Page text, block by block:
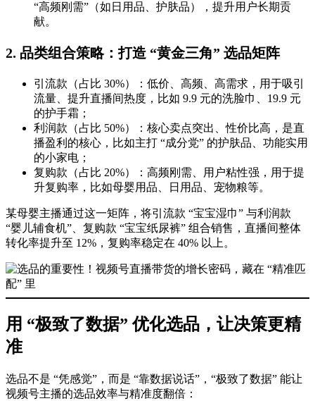
“高频刚需”（如日用品、护肤品），提升用户长期贡
献。
2. 品类组合策略：打造 “黄金三角” 选品矩阵
引流款（占比 30%）：低价、高频、高需求，用于吸引
流量、提升直播间热度，比如 9.9 元的洗脸巾、19.9 元
的护手霜；
利润款（占比 50%）：核心卖点突出、性价比高，是直
播盈利的核心，比如主打 “成分党” 的护肤品、功能实用
的小家电；
复购款（占比 20%）：高频刚需、用户粘性强，用于提
升复购率，比如母婴用品、日用品、宠物粮等。
某母婴主播通过这一矩阵，将引流款 “宝宝湿巾” 与利润款
“婴儿辅食机”、复购款 “宝宝纸尿裤” 组合销售，直播间整体
转化率提升至 12%，复购率稳定在 40% 以上。
用 “极致了数据” 优化选品，让决策更精
准
选品不是 “凭感觉”，而是 “靠数据说话”，“极致了数据” 能让
视频号主播的选品效率与精准度翻倍：